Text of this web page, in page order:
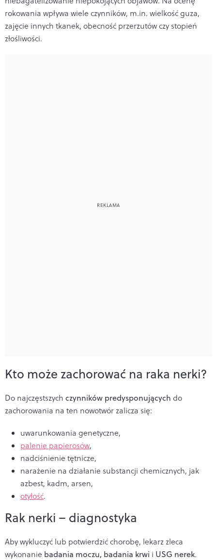
rokowania wpływa wiele czynników, m.in. wielkość guza,
zajęcie innych tkanek, obecność przerzutów czy stopień
złośliwości.
Kto może zachorować na raka nerki?
Do najczęstszych czynników predysponujących do
zachorowania na ten nowotwór zalicza się:
uwarunkowania genetyczne,
palenie papierosów,
nadciśnienie tętnicze,
narażenie na działanie substancji chemicznych, jak
azbest, kadm, arsen,
otyłość.
Rak nerki – diagnostyka
Aby wykluczyć lub potwierdzić chorobę, lekarz zleca
wykonanie badania moczu, badania krwi i USG nerek.